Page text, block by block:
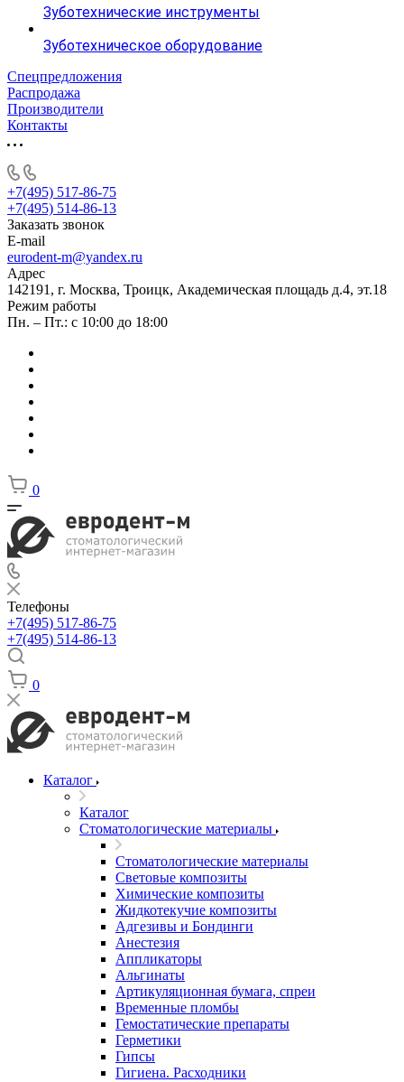
Зуботехнические инструменты
Зуботехническое оборудование
Спецпредложения
Распродажа
Производители
Контакты
+7(495) 517-86-75
+7(495) 514-86-13
Заказать звонок
E-mail
eurodent-m@yandex.ru
Адрес
142191, г. Москва, Троицк, Академическая площадь д.4, эт.18
Режим работы
Пн. – Пт.: с 10:00 до 18:00
0
Телефоны
+7(495) 517-86-75
+7(495) 514-86-13
0
Каталог
Каталог
Стоматологические материалы
Стоматологические материалы
Световые композиты
Химические композиты
Жидкотекучие композиты
Адгезивы и Бондинги
Анестезия
Аппликаторы
Альгинаты
Артикуляционная бумага, спреи
Временные пломбы
Гемостатические препараты
Герметики
Гипсы
Гигиена. Расходники